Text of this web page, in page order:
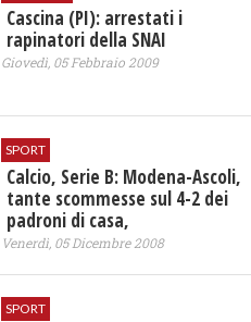
Cascina (PI): arrestati i
rapinatori della SNAI
Giovedì, 05 Febbraio 2009
SPORT
Calcio, Serie B: Modena-Ascoli,
tante scommesse sul 4-2 dei
padroni di casa,
Venerdì, 05 Dicembre 2008
SPORT